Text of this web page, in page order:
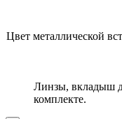
Цвет металлической
Линзы, вкладыш
комплекте.